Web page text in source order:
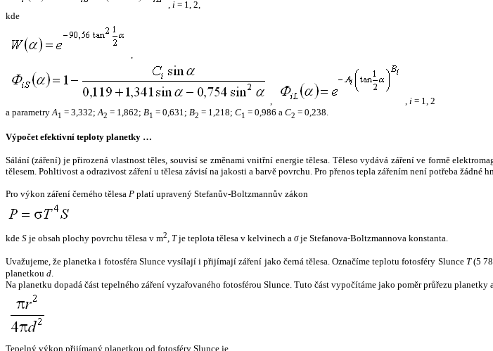
, i = 1, 2,
kde
,
, , i = 1, 2
a parametryA1 = 3,332;A2 = 1,862; B1 = 0,631; B2 = 1,218; C1 = 0,986 a C2 = 0,238.
Výpočet efektivní teploty planetky …
Sálání (záření) je přirozená vlastnost těles, souvisí se změnami vnitřní energie tělesa. Těleso vydává záření ve formě
tělesem. Pohltivost a odrazivost záření u tělesa závisí na jakosti a barvě povrchu. Pro přenos tepla zářením není potřeba žádné
Pro výkon záření černého tělesa P platí upravený Stefanův-Boltzmannův zákon
kde S je obsah plochy povrchu tělesa v m2, Tje teplota tělesa v kelvinech a σje Stefanova-Boltzmannova konstanta.
Uvažujeme, že planetka i fotosféra Slunce vysílají i přijímají záření jako černá tělesa. Označíme teplotu fotosféry Slunce T(5
planetkou d.
Na planetku dopadá část tepelného záření vyzařovaného fotosférou Slunce. Tuto část vypočítáme jako poměr průřezu
Tepelný výkon přijímaný planetkou od fotosféry Slunce je